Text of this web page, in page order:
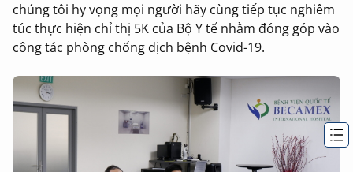
chúng tôi hy vọng mọi người hãy cùng tiếp tục nghiêm
túc thực hiện chỉ thị 5K của Bộ Y tế nhằm đóng góp vào
công tác phòng chống dịch bệnh Covid-19.